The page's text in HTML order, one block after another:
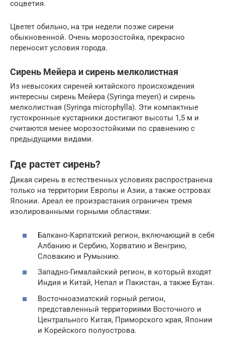
соцветия.
Цветет обильно, на три недели позже сирени
обыкновенной. Очень морозостойка, прекрасно
переносит условия города.
Сирень Мейера и сирень мелколистная
Из невысоких сиреней китайского происхождения
интересны сирень Мейера (Syringa meyeri) и сирень
мелколистная (Syringa microphylla). Эти компактные
густокронные кустарники достигают высоты 1,5 м и
считаются менее морозостойкими по сравнению с
предыдущими видами.
Где растет сирень?
Дикая сирень в естественных условиях распространена
только на территории Европы и Азии, а также островах
Японии. Ареал ее произрастания ограничен тремя
изолированными горными областями:
Балкано-Карпатский регион, включающий в себя
Албанию и Сербию, Хорватию и Венгрию,
Словакию и Румынию.
Западно-Гималайский регион, в который входят
Индия и Китай, Непал и Пакистан, а также Бутан.
Восточноазиатский горный регион,
представленный территориями Восточного и
Центрального Китая, Приморского края, Японии
и Корейского полуострова.